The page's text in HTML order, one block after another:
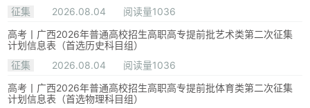
征集
2026.08.04
阅读量1036
高考丨广西2026年普通高校招生高职高专提前批艺术类第二次征集
计划信息表（首选历史科目组）
征集
2026.08.04
阅读量1036
高考丨广西2026年普通高校招生高职高专提前批体育类第二次征集
计划信息表（首选物理科目组）